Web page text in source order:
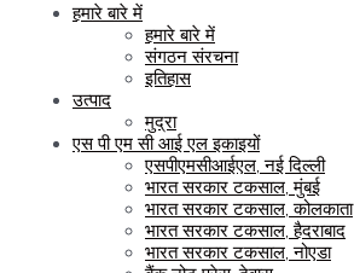
हमारे बारे में
हमारे बारे में
संगठन संरचना
इतिहास
उत्पाद
मुद्रा
एस पी एम सी आई एल इकाइयों
एसपीएमसीआईएल, नई दिल्ली
भारत सरकार टकसाल, मुंबई
भारत सरकार टकसाल, कोलकाता
भारत सरकार टकसाल, हैदराबाद
भारत सरकार टकसाल, नोएडा